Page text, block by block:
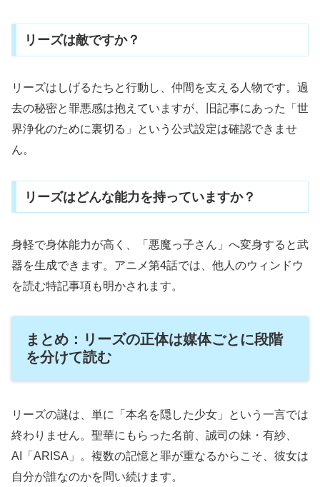
リーズは敵ですか？
リーズはしげるたちと行動し、仲間を支える人物です。過
去の秘密と罪悪感は抱えていますが、旧記事にあった「世
界浄化のために裏切る」という公式設定は確認できませ
ん。
リーズはどんな能力を持っていますか？
身軽で身体能力が高く、「悪魔っ子さん」へ変身すると武
器を生成できます。アニメ第4話では、他人のウィンドウ
を読む特記事項も明かされます。
まとめ：リーズの正体は媒体ごとに段階
を分けて読む
リーズの謎は、単に「本名を隠した少女」という一言では
終わりません。聖華にもらった名前、誠司の妹・有紗、
AI「ARISA」。複数の記憶と罪が重なるからこそ、彼女は
自分が誰なのかを問い続けます。